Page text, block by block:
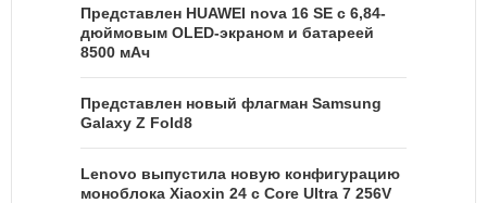
Представлен HUAWEI nova 16 SE с 6,84-
дюймовым OLED-экраном и батареей
8500 мАч
Представлен новый флагман Samsung
Galaxy Z Fold8
Lenovo выпустила новую конфигурацию
моноблока Xiaoxin 24 с Core Ultra 7 256V